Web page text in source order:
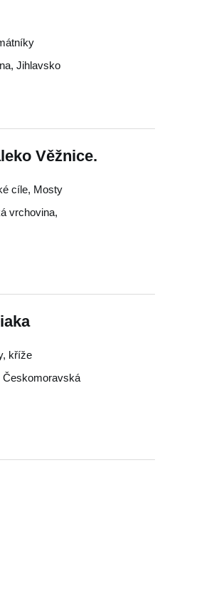
, Jihlavsko
Věžnice.
cíle, Mosty
vrchovina,
kříže
Českomoravská